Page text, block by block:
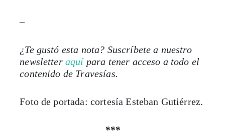
–
¿Te gustó esta nota? Suscríbete a nuestro
newsletter aquípara tener acceso a todo el
contenido de Travesías.
Foto de portada: cortesía Esteban Gutiérrez.
***